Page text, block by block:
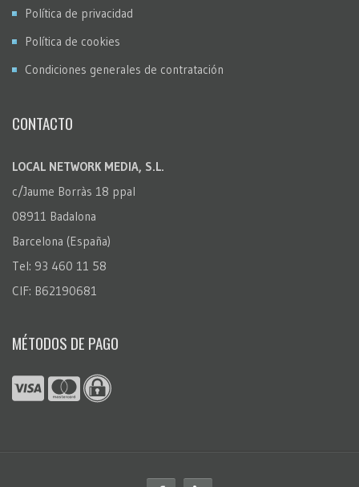
Política de privacidad
Política de cookies
Condiciones generales de contratación
CONTACTO
LOCAL NETWORK MEDIA, S.L.
c/Jaume Borràs 18 ppal
08911 Badalona
Barcelona (España)
Tel: 93 460 11 58
CIF: B62190681
MÉTODOS DE PAGO